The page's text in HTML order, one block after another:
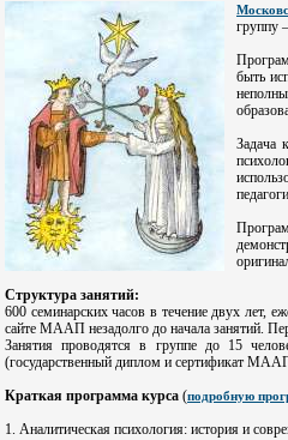
группу
быть
Задача
Структура занятий:
600 семинарских часов в течение двух лет,
сайте МААП незадолго до начала занятий.
Занятия проводятся в группе до 15
(государственный диплом и сертификат
Краткая программа курса (подробную
1. Аналитическая психология: история и